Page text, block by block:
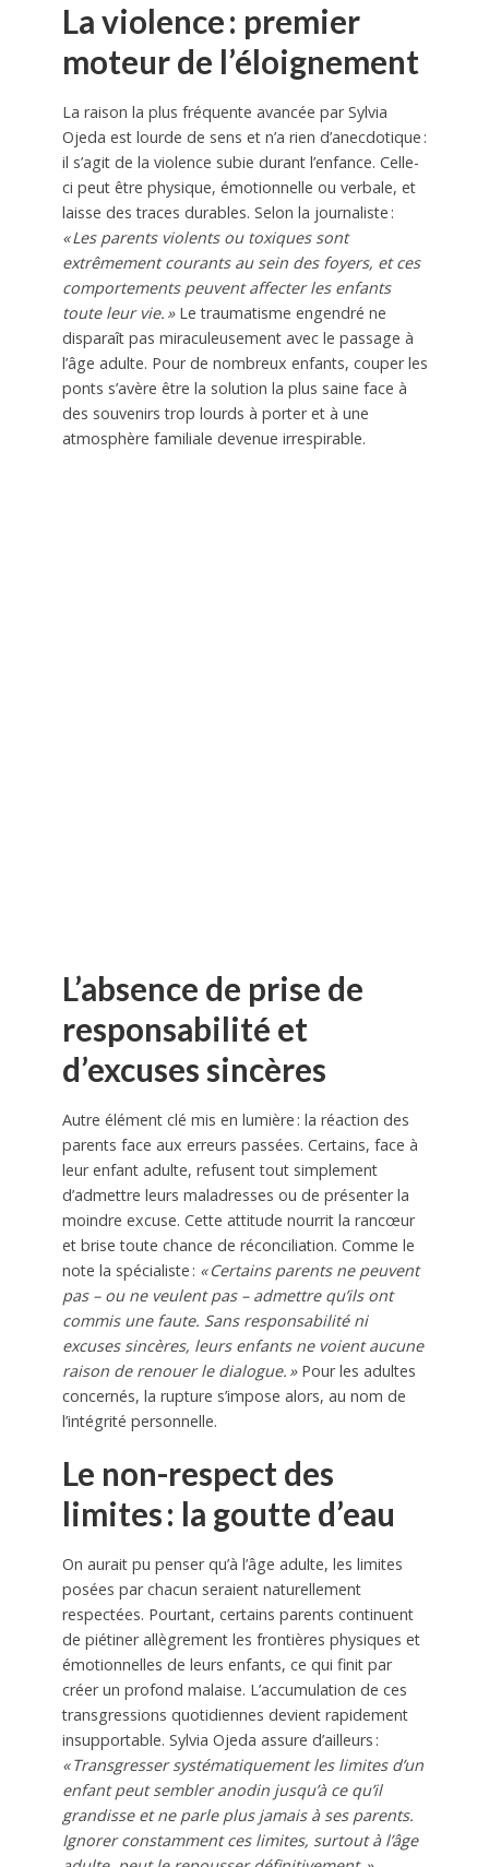
La violence : premier
moteur de l’éloignement
La raison la plus fréquente avancée par Sylvia
Ojeda est lourde de sens et n’a rien d’anecdotique :
il s’agit de la violence subie durant l’enfance. Celle-
ci peut être physique, émotionnelle ou verbale, et
laisse des traces durables. Selon la journaliste :
« Les parents violents ou toxiques sont
extrêmement courants au sein des foyers, et ces
comportements peuvent affecter les enfants
toute leur vie. »Le traumatisme engendré ne
disparaît pas miraculeusement avec le passage à
l’âge adulte. Pour de nombreux enfants, couper les
ponts s’avère être la solution la plus saine face à
des souvenirs trop lourds à porter et à une
atmosphère familiale devenue irrespirable.
L’absence de prise de
responsabilité et
d’excuses sincères
Autre élément clé mis en lumière : la réaction des
parents face aux erreurs passées. Certains, face à
leur enfant adulte, refusent tout simplement
d’admettre leurs maladresses ou de présenter la
moindre excuse. Cette attitude nourrit la rancœur
et brise toute chance de réconciliation. Comme le
note la spécialiste : « Certains parents ne peuvent
pas – ou ne veulent pas – admettre qu’ils ont
commis une faute. Sans responsabilité ni
excuses sincères, leurs enfants ne voient aucune
raison de renouer le dialogue. »Pour les adultes
concernés, la rupture s’impose alors, au nom de
l’intégrité personnelle.
Le non-respect des
limites : la goutte d’eau
On aurait pu penser qu’à l’âge adulte, les limites
posées par chacun seraient naturellement
respectées. Pourtant, certains parents continuent
de piétiner allègrement les frontières physiques et
émotionnelles de leurs enfants, ce qui finit par
créer un profond malaise. L’accumulation de ces
transgressions quotidiennes devient rapidement
insupportable. Sylvia Ojeda assure d’ailleurs :
« Transgresser systématiquement les limites d’un
enfant peut sembler anodin jusqu’à ce qu’il
grandisse et ne parle plus jamais à ses parents.
Ignorer constamment ces limites, surtout à l’âge